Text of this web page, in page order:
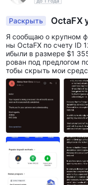
Раскрыть
OctaFX
66 - счет 125*****
Я сообщаю о крупном
ны OctaFX по счету ID
ибыли в размере $1
рован под предлогом
тобы скрыть мои
борда до точных $0,00
ку баланса. Когда
ент официально
редства в
бухгалтерская
аз подтвердил, что
вал меня в WhatsApp,
сле этого София из
асторжении в
я мои $1 355,66. Они
обманывают клиентов.
пасность, а другой
нничество ловушка.